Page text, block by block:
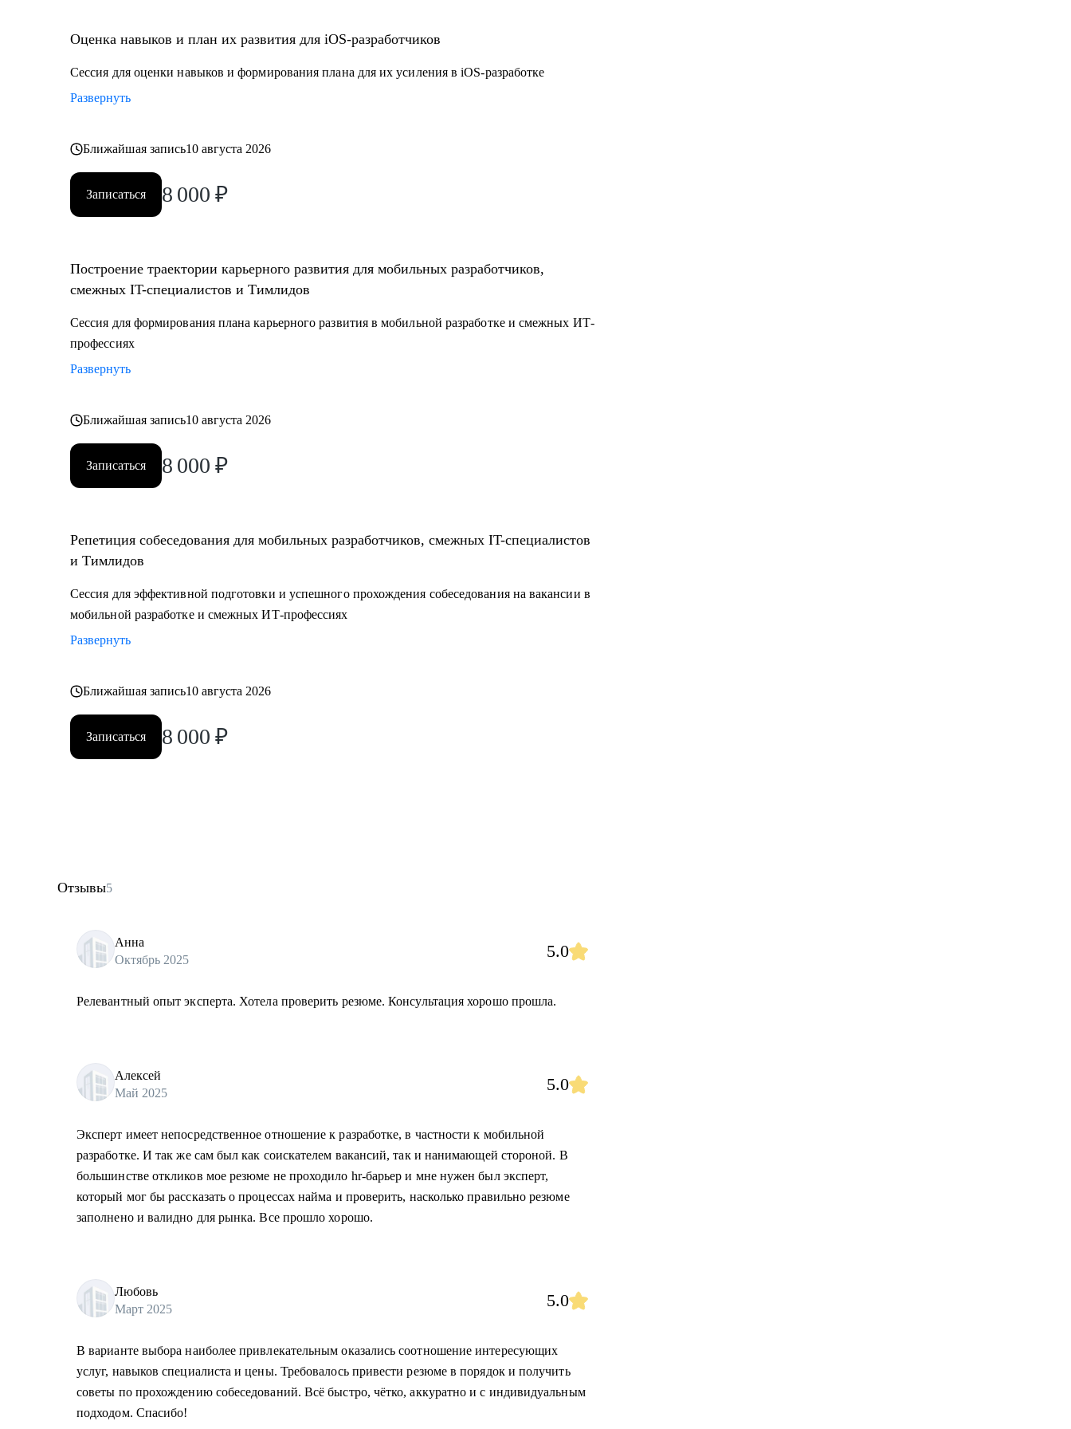
• IT-лидам, кто недавно стал руководителем, и Project-менеджерам
• Тестировщикам, аналитикам, Data-инженерам, backend- и frontend-разработчикам
Оценка навыков и план их развития для iOS-разработчиков
Сессия для оценки навыков и формирования плана для их усиления в iOS-разработке
Развернуть
Ближайшая запись10 августа 2026
Записаться 8 000 ₽
Построение траектории карьерного развития для мобильных разработчиков,
смежных IT-специалистов и Тимлидов
Сессия для формирования плана карьерного развития в мобильной разработке и смежных ИТ-
профессиях
Развернуть
Ближайшая запись10 августа 2026
Записаться 8 000 ₽
Репетиция собеседования для мобильных разработчиков, смежных IT-специалистов
и Тимлидов
Сессия для эффективной подготовки и успешного прохождения собеседования на вакансии в
мобильной разработке и смежных ИТ-профессиях
Развернуть
Ближайшая запись10 августа 2026
Записаться 8 000 ₽
Отзывы5
Анна
Октябрь 2025
5.0
Релевантный опыт эксперта. Хотела проверить резюме. Консультация хорошо прошла.
Алексей
Май 2025
5.0
Эксперт имеет непосредственное отношение к разработке, в частности к мобильной
разработке. И так же сам был как соискателем вакансий, так и нанимающей стороной. В
большинстве откликов мое резюме не проходило hr-барьер и мне нужен был эксперт,
который мог бы рассказать о процессах найма и проверить, насколько правильно резюме
заполнено и валидно для рынка. Все прошло хорошо.
Любовь
Март 2025
5.0
В варианте выбора наиболее привлекательным оказались соотношение интересующих
услуг, навыков специалиста и цены. Требовалось привести резюме в порядок и получить
советы по прохождению собеседований. Всё быстро, чётко, аккуратно и с индивидуальным
подходом. Спасибо!